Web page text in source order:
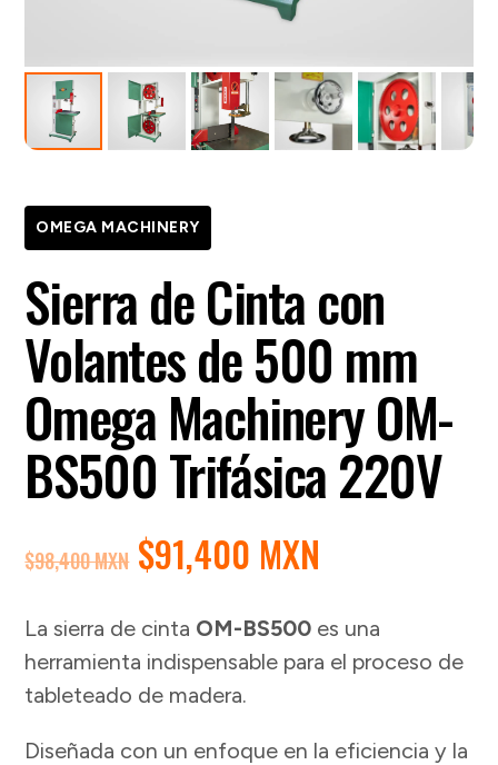
OMEGA MACHINERY
Sierra de Cinta con
Volantes de 500 mm
Omega Machinery OM-
BS500 Trifásica 220V
$98,400 MXN EL
PRECIO
ORIGINAL
ERA:
$98,400 MXN.
$91,400 MXN
ACTUAL
ES:
$91,400
La sierra de cinta OM-BS500 es una
herramienta indispensable para el proceso de
tableteado de madera.
Diseñada con un enfoque en la eficiencia y la